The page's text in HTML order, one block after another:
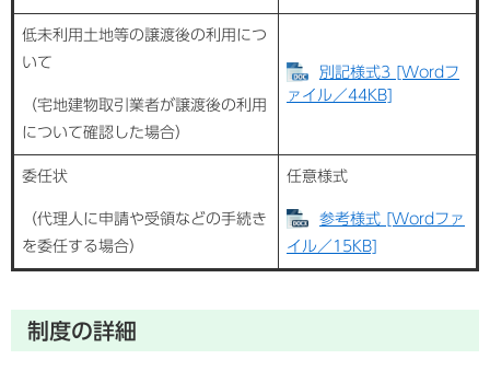
低未利用土地等の譲渡後の利用につ
いて
（宅地建物取引業者が譲渡後の利用
について確認した場合）
別記様式3 [Wordフ
ァイル／44KB]
委任状
（代理人に申請や受領などの手続き
を委任する場合）
任意様式
参考様式 [Wordファ
イル／15KB]
制度の詳細